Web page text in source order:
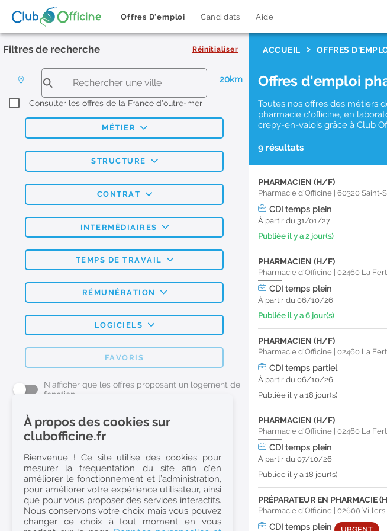
Offres D'emploi Candidats Aide
Filtres de recherche Réinitialiser
20km
Consulter les offres de la France d'outre-mer
MÉTIER
STRUCTURE
CONTRAT
INTERMÉDIAIRES
TEMPS DE TRAVAIL
RÉMUNÉRATION
LOGICIELS
FAVORIS
N'afficher que les offres proposant un logement de
fonction
L'emploi Pharmacie par métier
Pharmacien (H/F)
Préparateur en Pharmacie (H/F)
Etudiant en Pharmacie (H/F)
Etudiant en Pharmacie 6e année validée (H/F)
Conseiller Dermo Cosmetique - Esthéticienne (H/F)
ACCUEIL OFFRES
Offres d'emploi
Toutes nos offres des métiers
pharmacie d'officine, en
crepy-en-valois grâce à Club
9 résultats
PHARMACIEN (H/F)
Pharmacie d'Officine |60320Saint-
CDItemps plein
À partir du 31/01/27
Publiée il y a 2 jour(s)
PHARMACIEN (H/F)
Pharmacie d'Officine |02460 La
CDItemps plein
À partir du 06/10/26
Publiée il y a 6 jour(s)
PHARMACIEN (H/F)
Pharmacie d'Officine |02460 La
CDItemps partiel
À partir du 06/10/26
Publiée il y a 18 jour(s)
PHARMACIEN (H/F)
Pharmacie d'Officine |02460 La
CDItemps plein
À partir du 07/10/26
Publiée il y a 18 jour(s)
PRÉPARATEUR EN PHARMACIE
Pharmacie d'Officine |02600
CDItemps plein
À propos des cookies sur
clubofficine.fr
Bienvenue ! Ce site utilise des cookies pour
mesurer la fréquentation du site afin d’en
améliorer le fonctionnement et l’administration,
pour améliorer votre expérience utilisateur, ainsi
que pour vous proposer des services interactifs.
Nous conservons votre choix mais vous pouvez
changer ce choix à tout moment en vous